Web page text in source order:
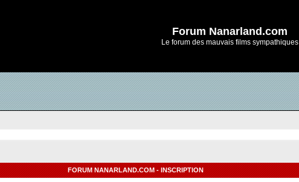
Forum Nanarland.com
Le forum des mauvais films sympathiques
FORUM NANARLAND.COM - INSCRIPTION